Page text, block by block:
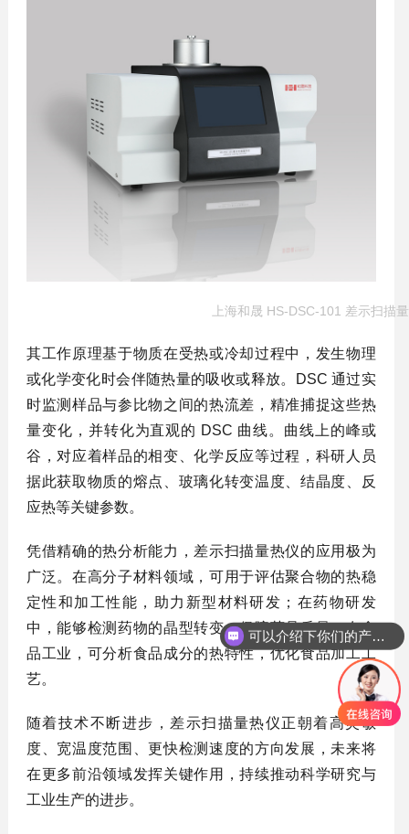
上海和晟 HS-DSC-101 差示扫描
其工作原理基于物质在受热或冷却过程中，发生物理
或化学变化时会伴随热量的吸收或释放。DSC 通过实
时监测样品与参比物之间的热流差，精准捕捉这些热
量变化，并转化为直观的 DSC 曲线。曲线上的峰或
谷，对应着样品的相变、化学反应等过程，科研人员
据此获取物质的熔点、玻璃化转变温度、结晶度、反
应热等关键参数。
凭借精确的热分析能力，差示扫描量热仪的应用极为
广泛。在高分子材料领域，可用于评估聚合物的热稳
定性和加工性能，助力新型材料研发；在药物研发
中，能够检测药物的晶型转变，保障药品质量；在食
品工业，可分析食品成分的热特性，优化食品加工工
艺。
随着技术不断进步，差示扫描量热仪正朝着高灵敏
度、宽温度范围、更快检测速度的方向发展，未来将
在更多前沿领域发挥关键作用，持续推动科学研究与
工业生产的进步。
可以介绍下你们的产品么？